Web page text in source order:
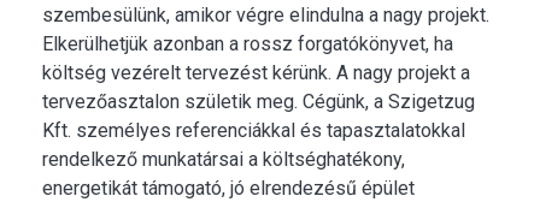
szembesülünk, amikor végre elindulna a nagy projekt.
Elkerülhetjük azonban a rossz forgatókönyvet, ha
költség vezérelt tervezést kérünk. A nagy projekt a
tervezőasztalon születik meg. Cégünk, a Szigetzug
Kft. személyes referenciákkal és tapasztalatokkal
rendelkező munkatársai a költséghatékony,
energetikát támogató, jó elrendezésű épület